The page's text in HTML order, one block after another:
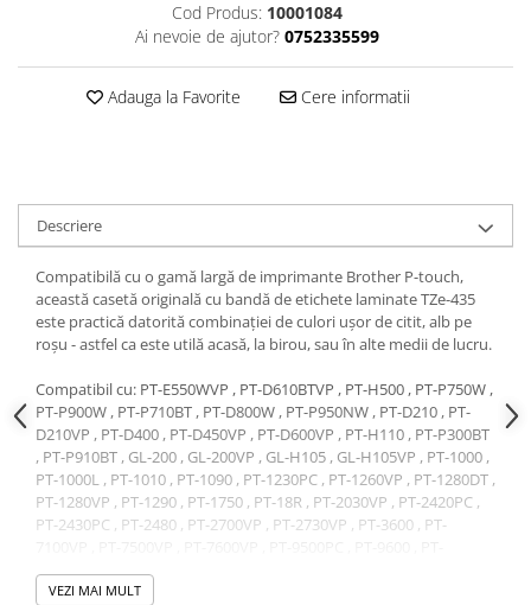
Cod Produs: 10001084
Ai nevoie de ajutor? 0752335599
Adauga la Favorite Cere informatii
Descriere
Compatibilă cu o gamă largă de imprimante Brother P-touch,
această casetă originală cu bandă de etichete laminate TZe-435
este practică datorită combinației de culori ușor de citit, alb pe
roșu - astfel ca este utilă acasă, la birou, sau în alte medii de lucru.
Compatibil cu: PT-E550WVP , PT-D610BTVP , PT-H500 , PT-P750W ,
PT-P900W , PT-P710BT , PT-D800W , PT-P950NW , PT-D210 , PT-
D210VP , PT-D400 , PT-D450VP , PT-D600VP , PT-H110 , PT-P300BT
, PT-P910BT , GL-200 , GL-200VP , GL-H105 , GL-H105VP , PT-1000 ,
PT-1000L , PT-1010 , PT-1090 , PT-1230PC , PT-1260VP , PT-1280DT ,
PT-1280VP , PT-1290 , PT-1750 , PT-18R , PT-2030VP , PT-2420PC ,
PT-2430PC , PT-2480 , PT-2700VP , PT-2730VP , PT-3600 , PT-
D200BW , PT-D200BWVP , PT-H105BW , PT-H300 , PT-P700 , PT-
P750TDI , PT-1005 , PT-1010L , PT-1080 , PT-1800 , PT-1830 , PT-
VEZI MAI MULT